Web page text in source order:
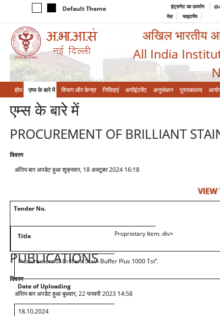
Default Theme इंट्रानेट का उपयोग
मेल
साइटमैप
अखिल भारतीय
All India
होम एम्‍स के बारे में विभाग और केन्‍द्र निविदाएं अपॉइंटमेंट अनुसंधान पुस्तकालय
एम्‍स के बारे में
PROCUREMENT OF BRILLIANT
विवरण
अंतिम बार अपडेट हुआ शुक्रवार, 18 अक्टूबर 2024 16:18
VIEW
Tender No.
Proprietary Item. div>
Title
Procurement of Brilliant Stain Buffer Plus 1000 Tst”.
Date of Uploading
18.10.2024
PUBLICATIONS
विवरण
अंतिम बार अपडेट हुआ बुधवार, 22 फरवरी 2023 14:58